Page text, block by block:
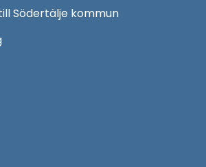
Södertälje kommun
Öppna